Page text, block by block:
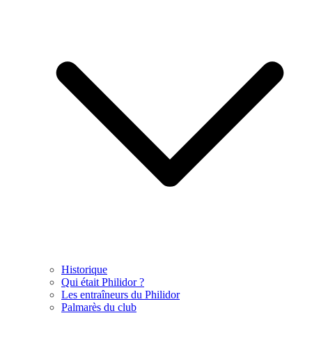
Historique
Qui était Philidor ?
Les entraîneurs du Philidor
Palmarès du club